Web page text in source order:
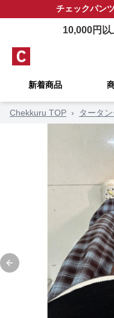
チェックパンツ
10,000円以
新着商品
Chekkuru TOP › タータ
Previous slide